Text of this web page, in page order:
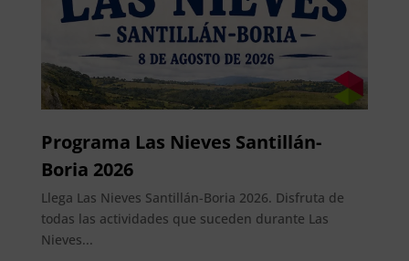
Programa Las Nieves Santillán-
Boria 2026
Llega Las Nieves Santillán-Boria 2026. Disfruta de
todas las actividades que suceden durante Las
Nieves...